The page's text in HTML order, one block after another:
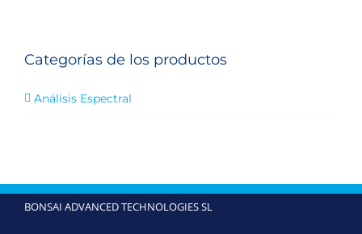
Categorías de los productos
Análisis Espectral
BONSAI ADVANCED TECHNOLOGIES SL